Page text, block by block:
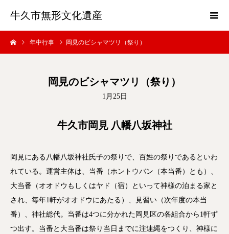
牛久市無形文化遺産
年中行事 岡見のビシャマツリ（祭り）
岡見のビシャマツリ（祭り）
1月25日
牛久市岡見 八幡八坂神社
岡見にある八幡八坂神社氏子の祭りで、百姓の祭りであるといわ
れている。運営主体は、当番（ホントウバン（本当番）とも）、
大当番（オオドウもしくはヤド（宿）といって神様の泊まる家と
され、毎年1軒がオオドウにあたる）、見習い（次年度の本当
番）、神社総代。当番は4つに分かれた岡見区の各組合から1軒ず
つ出す。当番と大当番は祭り当日までに注連縄をつくり、神様に